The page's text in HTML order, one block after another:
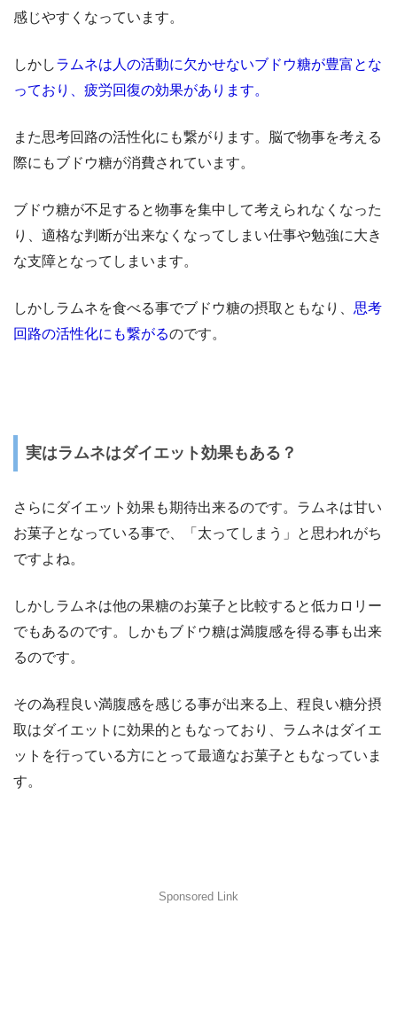
感じやすくなっています。
しかしラムネは人の活動に欠かせないブドウ糖が豊富とな
っており、疲労回復の効果があります。
また思考回路の活性化にも繋がります。脳で物事を考える
際にもブドウ糖が消費されています。
ブドウ糖が不足すると物事を集中して考えられなくなった
り、適格な判断が出来なくなってしまい仕事や勉強に大き
な支障となってしまいます。
しかしラムネを食べる事でブドウ糖の摂取ともなり、 思考
回路の活性化にも繋がるのです。
実はラムネはダイエット効果もある？
さらにダイエット効果も期待出来るのです。ラムネは甘い
お菓子となっている事で、「太ってしまう」と思われがち
ですよね。
しかしラムネは他の果糖のお菓子と比較すると低カロリー
でもあるのです。しかもブドウ糖は満腹感を得る事も出来
るのです。
その為程良い満腹感を感じる事が出来る上、程良い糖分摂
取はダイエットに効果的ともなっており、ラムネはダイエ
ットを行っている方にとって最適なお菓子ともなっていま
す。
Sponsored Link